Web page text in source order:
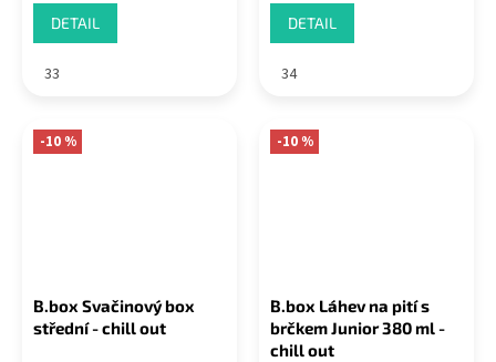
DETAIL
33
DETAIL
34
-10 %
B.box Svačinový box
střední - chill out
-10 %
B.box Láhev na pití s
brčkem Junior 380 ml -
chill out